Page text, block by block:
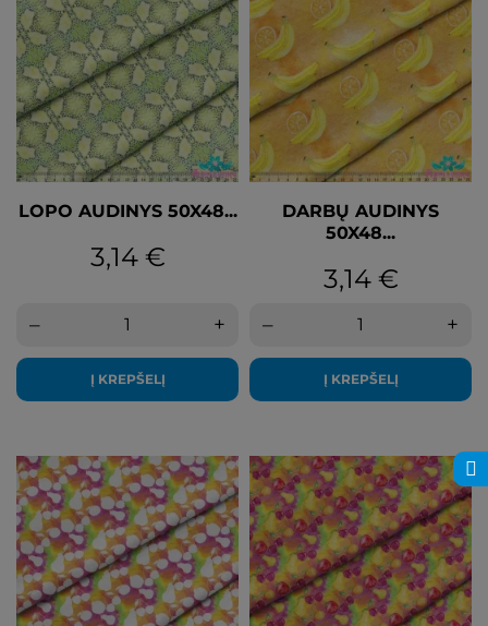
LOPO AUDINYS 50X48...
Kaina
3,14 €
– +
Į KREPŠELĮ
DARBŲ AUDINYS
50X48...
Kaina
3,14 €
– +
Į KREPŠELĮ ФИЛЬТР